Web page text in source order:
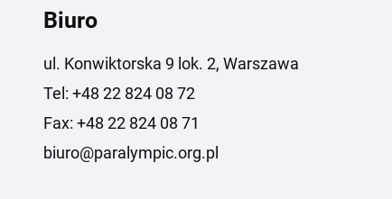
Biuro
ul. Konwiktorska 9 lok. 2, Warszawa
Tel: +48 22 824 08 72
Fax: +48 22 824 08 71
biuro@paralympic.org.pl